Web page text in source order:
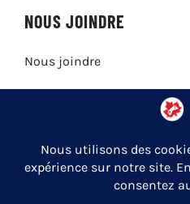
NOUS JOINDRE
Nous joindre